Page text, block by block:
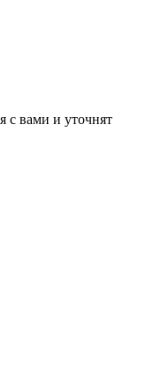
с вами и уточнят